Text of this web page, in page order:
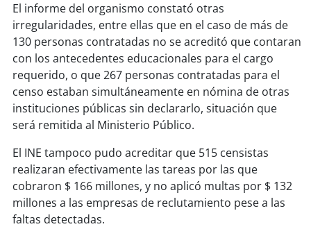
soyconcepción
soycoronel
soyarauco
soytemuco
soyvaldivia
soyosorno
soypuertomontt
El informe del organismo constató otras
irregularidades, entre ellas que en el caso de más de
130 personas contratadas no se acreditó que contaran
con los antecedentes educacionales para el cargo
requerido, o que 267 personas contratadas para el
censo estaban simultáneamente en nómina de otras
instituciones públicas sin declararlo, situación que
será remitida al Ministerio Público.
El INE tampoco pudo acreditar que 515 censistas
realizaran efectivamente las tareas por las que
cobraron $ 166 millones, y no aplicó multas por $ 132
millones a las empresas de reclutamiento pese a las
faltas detectadas.